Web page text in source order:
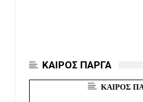
ΚΑΙΡΟΣ ΠΑΡΓΑ
ΚΑΙΡΟΣ